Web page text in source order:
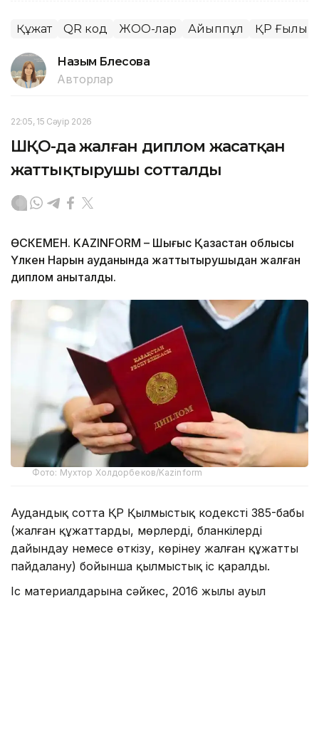
Құжат QR код ЖОО-лар Айыппұл ҚР Ғылым
Назым Бөлесова
Авторлар
22:05, 15 Сәуір 2026
ШҚО-да жалған диплом жасатқан
жаттықтырушы сотталды
ӨСКЕМЕН. KAZINFORM – Шығыс Қазақстан облысы
Үлкен Нарын ауданында жаттықтырушыдан жалған
диплом анықталды.
Фото: Мухтор Холдорбеков/Kazinform
Аудандық сотта ҚР Қылмыстық кодекстің 385-бабы
(жалған құжаттарды, мөрлерді, бланкілерді
дайындау немесе өткізу, көрінеу жалған құжатты
пайдалану) бойынша қылмыстық іс қаралды.
Іс материалдарына сәйкес, 2016 жылы ауыл